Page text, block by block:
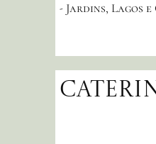
- Jardins, Lagos e